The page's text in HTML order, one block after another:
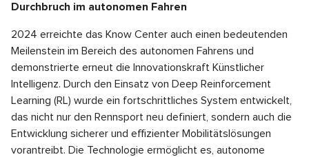
Durchbruch im autonomen Fahren
2024 erreichte das Know Center auch einen bedeutenden
Meilenstein im Bereich des autonomen Fahrens und
demonstrierte erneut die Innovationskraft Künstlicher
Intelligenz. Durch den Einsatz von Deep Reinforcement
Learning (RL) wurde ein fortschrittliches System entwickelt,
das nicht nur den Rennsport neu definiert, sondern auch die
Entwicklung sicherer und effizienter Mobilitätslösungen
vorantreibt. Die Technologie ermöglicht es, autonome